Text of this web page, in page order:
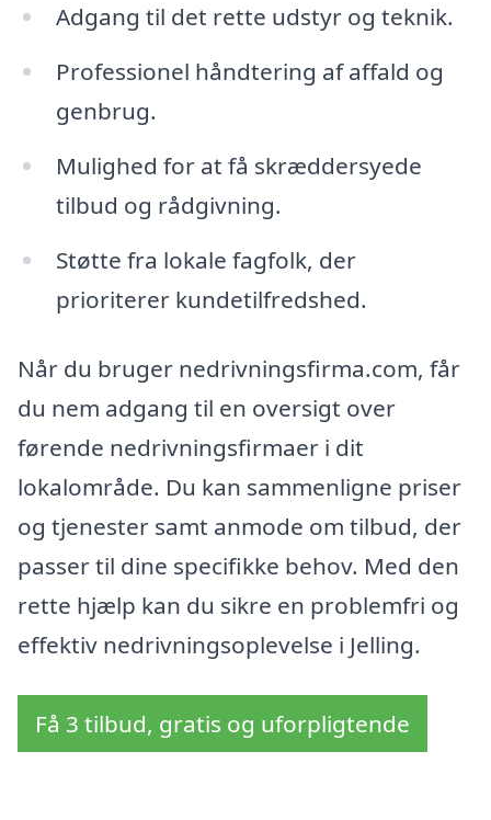
Adgang til det rette udstyr og teknik.
Professionel håndtering af affald og
genbrug.
Mulighed for at få skræddersyede
tilbud og rådgivning.
Støtte fra lokale fagfolk, der
prioriterer kundetilfredshed.
Når du bruger nedrivningsfirma.com, får
du nem adgang til en oversigt over
førende nedrivningsfirmaer i dit
lokalområde. Du kan sammenligne priser
og tjenester samt anmode om tilbud, der
passer til dine specifikke behov. Med den
rette hjælp kan du sikre en problemfri og
effektiv nedrivningsoplevelse i Jelling.
Få 3 tilbud, gratis og uforpligtende